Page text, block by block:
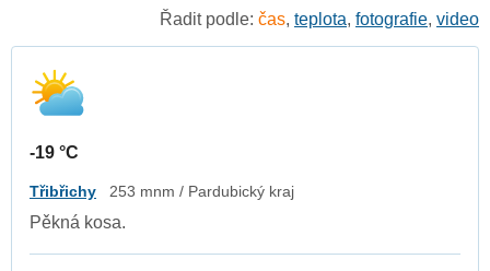
Řadit podle: čas, teplota, fotografie, video
-19 °C
Třibřichy 253 mnm / Pardubický kraj
Pěkná kosa.